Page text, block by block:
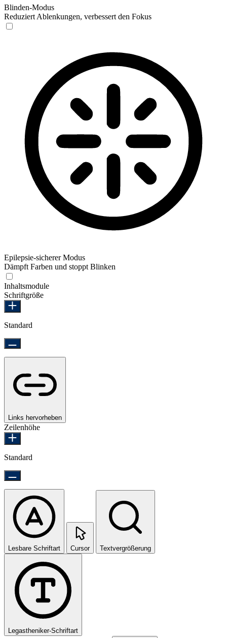
Blinden-Modus
Reduziert Ablenkungen, verbessert den Fokus
Epilepsie-sicherer Modus
Dämpft Farben und stoppt Blinken
Inhaltsmodule
Schriftgröße
Standard
Links hervorheben
Zeilenhöhe
Standard
Lesbare Schriftart Cursor Textvergrößerung
Legastheniker-Schriftart